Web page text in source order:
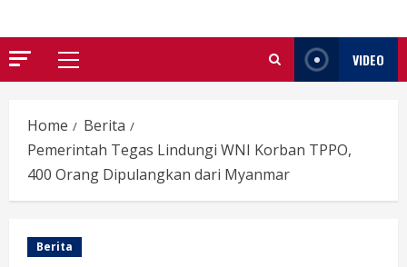
Primary
VIDEO
Home
Berita
Pemerintah Tegas Lindungi WNI Korban TPPO,
400 Orang Dipulangkan dari Myanmar
Berita